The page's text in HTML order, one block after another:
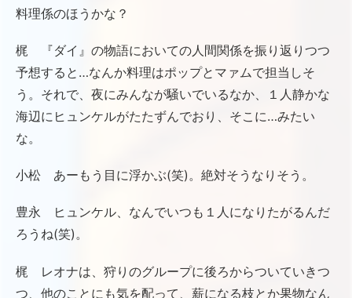
料理係のほうかな？
梶 『ダイ』の物語においての人間関係を振り返りつつ
予想すると…なんか料理はポップとマァムで担当しそ
う。それで、夜にみんなが騒いでいるなか、１人静かな
海辺にヒュンケルがたたずんでおり、そこに…みたい
な。
小松 あーもう目に浮かぶ(笑)。絶対そうなりそう。
豊永 ヒュンケル、なんでいつも１人になりたがるんだ
ろうね(笑)。
梶 レオナは、狩りのグループに後ろからついていきつ
つ、他のことにも気を配って、薪になる枝とか果物なん